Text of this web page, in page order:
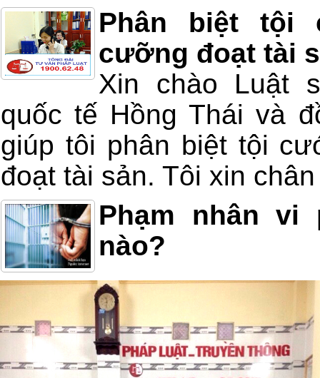
Phân biệt tội
cưỡng đoạt tài
Xin chào Luật
quốc tế Hồng Thái và
giúp tôi phân biệt tội
đoạt tài sản. Tôi xin
Phạm nhân
nào?